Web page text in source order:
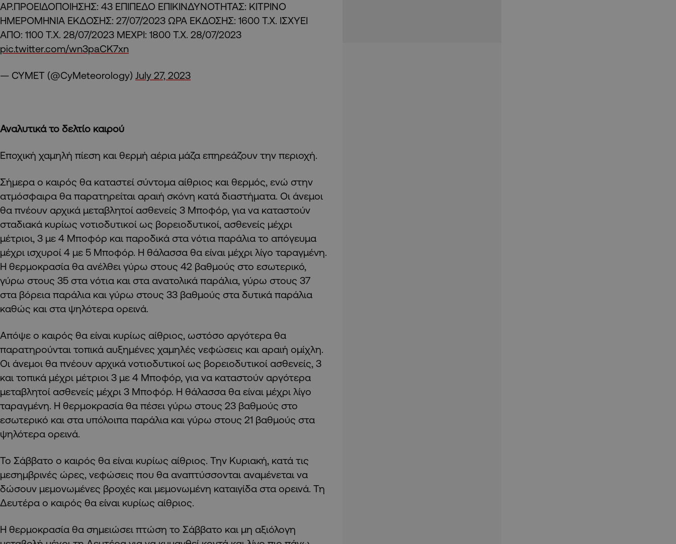
ΑΡ.ΠΡΟΕΙΔΟΠΟΙΗΣΗΣ: 43 ΕΠΙΠΕΔΟ ΕΠΙΚΙΝΔΥΝΟΤΗΤΑΣ: ΚΙΤΡΙΝΟ
ΗΜΕΡΟΜΗΝΙΑ ΕΚΔΟΣΗΣ: 27/07/2023 ΩΡΑ ΕΚΔΟΣΗΣ: 1600 T.X. ΙΣΧΥΕΙ
ΑΠΟ: 1100 T.X. 28/07/2023 ΜΕΧΡΙ: 1800 T.X. 28/07/2023
pic.twitter.com/wn3paCK7xn
— CYMET (@CyMeteorology) July 27, 2023
Αναλυτικά το δελτίο καιρού
Εποχική χαμηλή πίεση και θερμή αέρια μάζα επηρεάζουν την περιοχή.
Σήμερα ο καιρός θα καταστεί σύντομα αίθριος και θερμός, ενώ στην
ατμόσφαιρα θα παρατηρείται αραιή σκόνη κατά διαστήματα. Οι άνεμοι
θα πνέουν αρχικά μεταβλητοί ασθενείς 3 Μποφόρ, για να καταστούν
σταδιακά κυρίως νοτιοδυτικοί ως βορειοδυτικοί, ασθενείς μέχρι
μέτριοι, 3 με 4 Μποφόρ και παροδικά στα νότια παράλια το απόγευμα
μέχρι ισχυροί 4 με 5 Μποφόρ. Η θάλασσα θα είναι μέχρι λίγο ταραγμένη.
Η θερμοκρασία θα ανέλθει γύρω στους 42 βαθμούς στο εσωτερικό,
γύρω στους 35 στα νότια και στα ανατολικά παράλια, γύρω στους 37
στα βόρεια παράλια και γύρω στους 33 βαθμούς στα δυτικά παράλια
καθώς και στα ψηλότερα ορεινά.
Απόψε ο καιρός θα είναι κυρίως αίθριος, ωστόσο αργότερα θα
παρατηρούνται τοπικά αυξημένες χαμηλές νεφώσεις και αραιή ομίχλη.
Οι άνεμοι θα πνέουν αρχικά νοτιοδυτικοί ως βορειοδυτικοί ασθενείς, 3
και τοπικά μέχρι μέτριοι 3 με 4 Μποφόρ, για να καταστούν αργότερα
μεταβλητοί ασθενείς μέχρι 3 Μποφόρ. Η θάλασσα θα είναι μέχρι λίγο
ταραγμένη. Η θερμοκρασία θα πέσει γύρω στους 23 βαθμούς στο
εσωτερικό και στα υπόλοιπα παράλια και γύρω στους 21 βαθμούς στα
ψηλότερα ορεινά.
Το Σάββατο ο καιρός θα είναι κυρίως αίθριος. Την Κυριακή, κατά τις
μεσημβρινές ώρες, νεφώσεις που θα αναπτύσσονται αναμένεται να
δώσουν μεμονωμένες βροχές και μεμονωμένη καταιγίδα στα ορεινά. Τη
Δευτέρα ο καιρός θα είναι κυρίως αίθριος.
Η θερμοκρασία θα σημειώσει πτώση το Σάββατο και μη αξιόλογη